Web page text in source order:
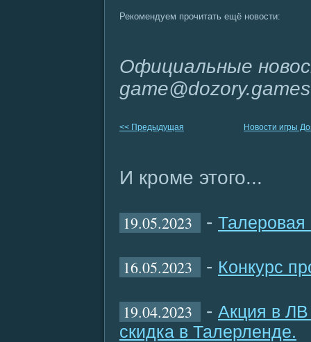
Рекомендуем прочитать ещё новости:
Официальные
game@dozory.games
<< Предыдущая Новости игры
И кроме этого...
19.05.2023 - Талеровая
16.05.2023 - Конкурс
19.04.2023 - Акция в
скидка в Талерленде.